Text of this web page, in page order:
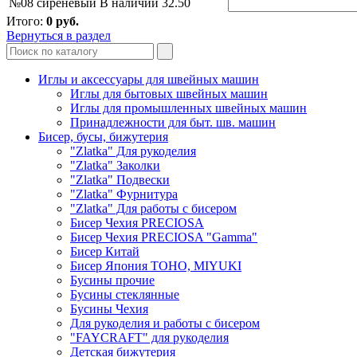
Итого: 0 руб.
Вернуться в раздел
Иглы и аксессуары для швейных машин
Иглы для бытовых швейных машин
Иглы для промышленных швейных машин
Принадлежности для быт. шв. машин
Бисер, бусы, бижутерия
"Zlatka" Для рукоделия
"Zlatka" Заколки
"Zlatka" Подвески
"Zlatka" Фурнитура
"Zlatka" Для работы с бисером
Бисер Чехия PRECIOSA
Бисер Чехия PRECIOSA "Gamma"
Бисер Китай
Бисер Япония TOHO, MIYUKI
Бусины прочие
Бусины стеклянные
Бусины Чехия
Для рукоделия и работы с бисером
"FAYCRAFT" для рукоделия
Детская бижутерия